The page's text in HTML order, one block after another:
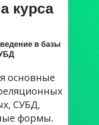
курса
в базы
основные
СУБД,
формы.